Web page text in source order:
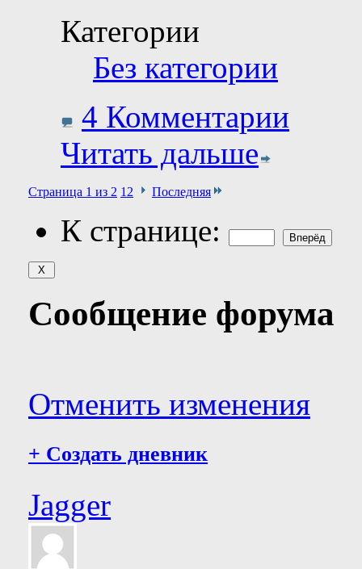
Категории
Без категории
4 Комментарии
Читать дальше
Страница 1 из 2 1 2 Последняя
К странице:
Сообщение форума
Отменить изменения
+ Создать дневник
Jagger